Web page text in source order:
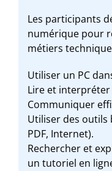
Les participants
numérique pour
métiers
Utiliser un PC
Lire et
Communiquer
Utiliser des outils
PDF, Internet).
Rechercher et
un tutoriel en